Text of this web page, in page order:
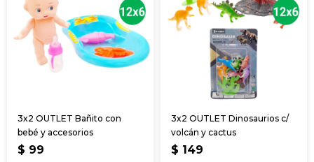
3x2 OUTLET Bañito con
bebé y accesorios
$ 99
3x2 OUTLET Dinosaurios c/
volcán y cactus
$ 149